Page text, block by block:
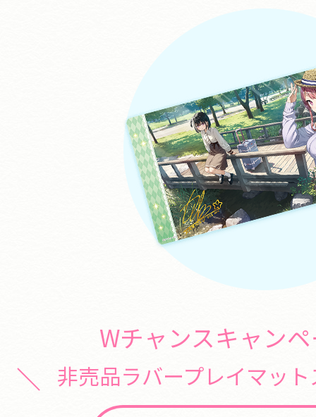
Wチャンスキャン
非売品ラバープレイマッ